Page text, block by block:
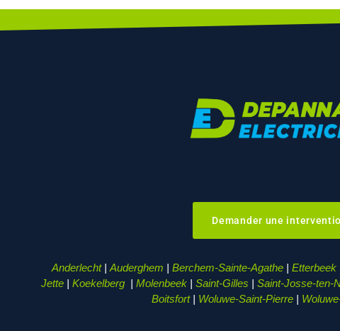
Demander une
Anderlecht| Auderghem | Berchem-Sainte-Agathe | Etterbeek
Jette| Koekelberg| Molenbeek | Saint-Gilles | Saint-Josse-ten-
Boitsfort| Woluwe-Saint-Pierre|